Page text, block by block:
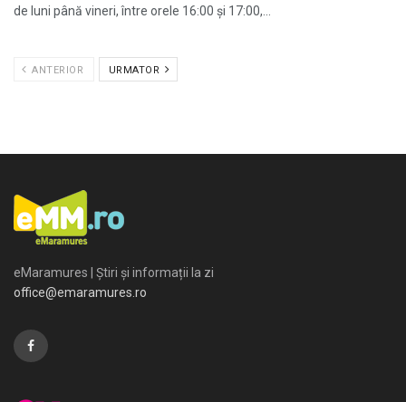
de luni până vineri, între orele 16:00 și 17:00,...
ANTERIOR URMATOR
eMaramures | Știri și informații la zi
office@emaramures.ro